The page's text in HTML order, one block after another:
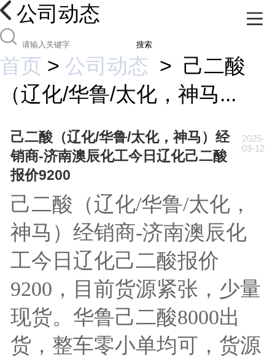
公司动态
搜索
首页 > 公司动态 > 己二酸
（辽化/华鲁/太化，神马...
己二酸（辽化/华鲁/太化，神马）经
销商-济南澳辰化工今日辽化己二酸
报价9200
2025-
03-12
己二酸（辽化/华鲁/太化，
神马）经销商-济南澳辰化
工今日辽化己二酸报价
9200，目前货源紧张，少量
现货。华鲁己二酸8000出
货，整车零小单均可，货源